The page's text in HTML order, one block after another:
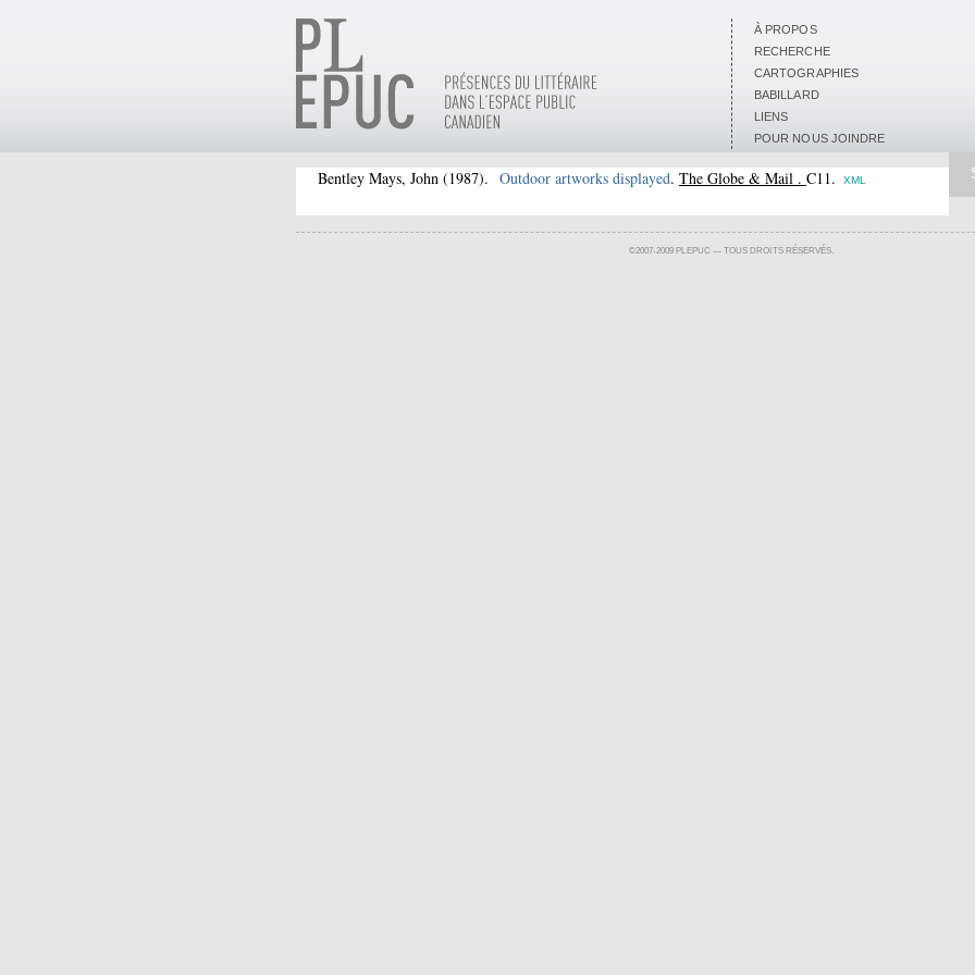
À PROPOS
RECHERCHE
CARTOGRAPHIES
BABILLARD
LIENS
POUR NOUS JOINDRE
Bentley Mays, John (1987). Outdoor artworks displayed. The Globe & Mail . C11. XML
©2007-2009 PLEPUC — TOUS DROITS RÉSERVÉS.